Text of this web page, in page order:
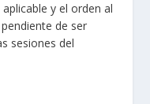
y el orden al
de ser
sesiones del